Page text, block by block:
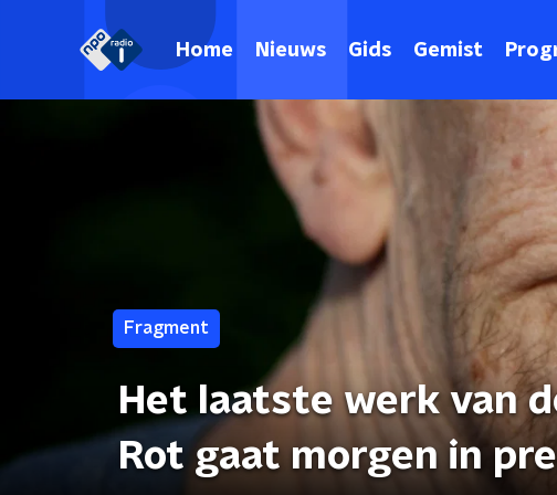
Home Nieuws Gids Gemist
Fragment
Het laatste werk van
Rot gaat morgen in